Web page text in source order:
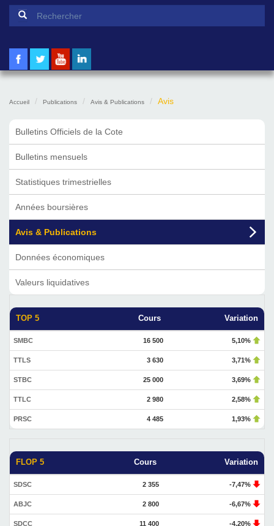
Formulaire de recherche
Accueil Publications Avis & Publications Avis
Bulletins Officiels de la Cote
Bulletins mensuels
Statistiques trimestrielles
Années boursières
Avis & Publications
Données économiques
Valeurs liquidatives
TOP 5 Cours Variation
SMBC 16 500 5,10%
TTLS 3 630 3,71%
STBC 25 000 3,69%
TTLC 2 980 2,58%
PRSC 4 485 1,93%
FLOP 5 Cours Variation
SDSC 2 355 -7,47%
ABJC 2 800 -6,67%
SDCC 11 400 -4,20%